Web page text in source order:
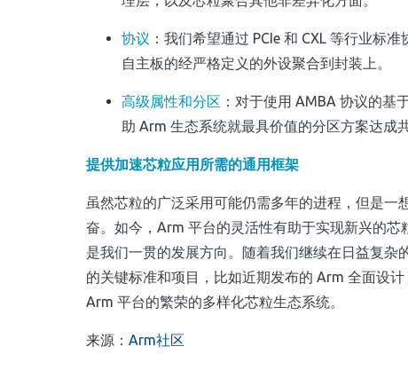
协议 ： 我们希望通过 PCIe 和 CXL 等行业标
自主板的经严格定义的外设聚合到封装上。
高级属性和分区 ： 对于使用 AMBA 协议的基
助 Arm 生态系统就最具价值的分区方案达成
提供加速芯粒应用所需的通用框架
虽然芯粒的广泛采用可能仍需多年的进程，但是
奋。如今，Arm 平台的灵活性有助于实现新兴的
是我们一贯的发展方向。随着我们继续在日益复
的关键标准和项目，比如近期发布的 Arm 全面设
Arm 平台的繁荣的多样化芯粒生态系统。
来源： Arm社区